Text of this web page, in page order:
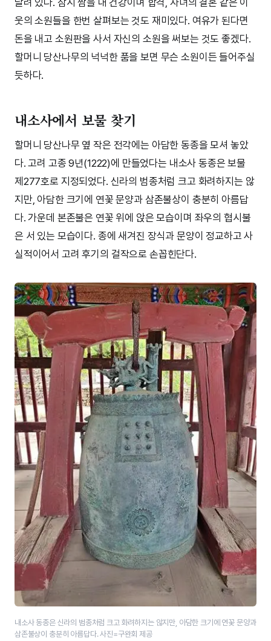
웃의 소원들을 한번 살펴보는 것도 재미있다. 여유가 된다면
돈을 내고 소원판을 사서 자신의 소원을 써보는 것도 좋겠다.
할머니 당산나무의 넉넉한 품을 보면 무슨 소원이든 들어주실
듯하다.
내소사에서 보물 찾기
할머니 당산나무 옆 작은 전각에는 아담한 동종을 모셔 놓았
다. 고려 고종 9년(1222)에 만들었다는 내소사 동종은 보물
제277호로 지정되었다. 신라의 범종처럼 크고 화려하지는 않
지만, 아담한 크기에 연꽃 문양과 삼존불상이 충분히 아름답
다. 가운데 본존불은 연꽃 위에 앉은 모습이며 좌우의 협시불
은 서 있는 모습이다. 종에 새겨진 장식과 문양이 정교하고 사
실적이어서 고려 후기의 걸작으로 손꼽힌단다.
내소사 동종은 신라의 범종처럼 크고 화려하지는 않지만, 아담한 크기에 연꽃 문양과
삼존불상이 충분히 아름답다. 사진=구완회 제공